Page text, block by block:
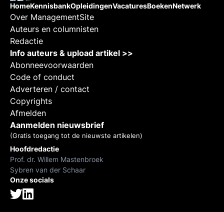
HomeKennisbankOpleidingenVacaturesBoekenNetwerk
Over ManagementSite
Auteurs en columnisten
Redactie
Info auteurs & upload artikel >>
Abonneevoorwaarden
Code of conduct
Adverteren / contact
Copyrights
Afmelden
Aanmelden nieuwsbrief
(Gratis toegang tot de nieuwste artikelen)
Hoofdredactie
Prof. dr. Willem Mastenbroek
Sybren van der Schaar
Onze socials